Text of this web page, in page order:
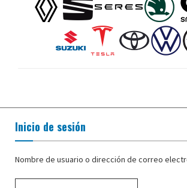
Inicio de sesión
Nombre de usuario o dirección de correo